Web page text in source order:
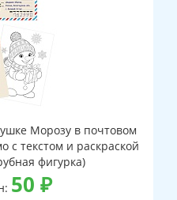
Морозу в почтовом
с текстом и раскраской
фигурка)
50 ₽